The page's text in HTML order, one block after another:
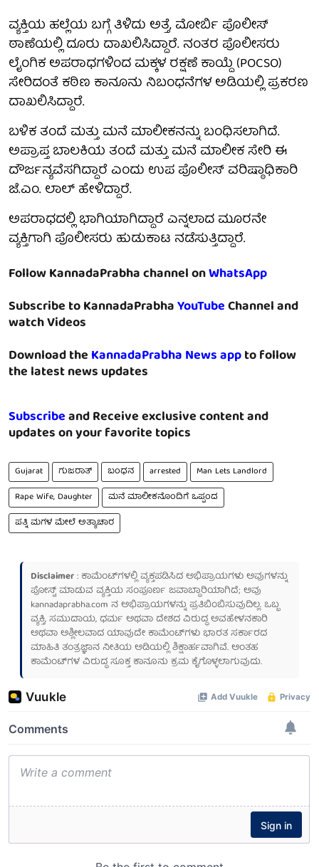
ವ್ಯಕ್ತಿಯ ಹಲ್ಲೆಯ ಬಗ್ಗೆ ತಿಳಿದು ಅತ್ತೆ, ಮೋರ್ಬಿ ಪೊಲೀಸ್
ಠಾಣೆಯಲ್ಲಿ ದೂರು ದಾಖಲಿಸಿದ್ದಾರೆ. ನಂತರ ಪೊಲೀಸರು
ಲೈಂಗಿಕ ಅಪರಾಧಗಳಿಂದ ಮಕ್ಕಳ ರಕ್ಷಣೆ ಕಾಯ್ದೆ (POCSO)
ಸೇರಿದಂತೆ ಕಠಿಣ ಕಾನೂನು ನಿಬಂಧನೆಗಳ ಅಡಿಯಲ್ಲಿ ಪ್ರಕರಣ
ದಾಖಲಿಸಿದ್ದಾರೆ.
ಬಳಿಕ ತಂದೆ ಮತ್ತು ಮನೆ ಮಾಲೀಕನನ್ನು ಬಂಧಿಸಲಾಗಿದೆ.
ಅಪ್ರಾಪ್ತ ಬಾಲಕಿಯ ತಂದೆ ಮತ್ತು ಮನೆ ಮಾಲೀಕ ಸೇರಿ ಈ
ದೌರ್ಜನ್ಯವೆಸಗಿದ್ದಾರೆ ಎಂದು ಉಪ ಪೊಲೀಸ್ ವರಿಷ್ಠಾಧಿಕಾರಿ
ಜೆ.ಎಂ. ಲಾಲ್ ಹೇಳಿದ್ದಾರೆ.
ಅಪರಾಧದಲ್ಲಿ ಭಾಗಿಯಾಗಿದ್ದಾರೆ ಎನ್ನಲಾದ ಮೂರನೇ
ವ್ಯಕ್ತಿಗಾಗಿ ಪೊಲೀಸರು ಹುಡುಕಾಟ ನಡೆಸುತ್ತಿದ್ದಾರೆ.
Follow KannadaPrabha channel onWhatsApp
Subscribe to KannadaPrabhaYouTubeChannel and
watch Videos
Download theKannadaPrabha News appto follow
the latest news updates
Subscribeand Receive exclusive content and
updates on your favorite topics
Gujarat ಗುಜರಾತ್ ಬಂಧನ arrested
Man Lets Landlord
Rape Wife, Daughter
ಮನೆ ಮಾಲೀಕನೊಂದಿಗೆ ಒಪ್ಪಂದ
ಪತ್ನಿ ಮಗಳ ಮೇಲೆ ಅತ್ಯಾಚಾರ
Disclaimer: ಕಾಮೆಂಟ್‌ಗಳಲ್ಲಿ ವ್ಯಕ್ತಪಡಿಸಿದ ಅಭಿಪ್ರಾಯಗಳು ಅವುಗಳನ್ನು
ಪೋಸ್ಟ್ ಮಾಡುವ ವ್ಯಕ್ತಿಯ ಸಂಪೂರ್ಣ ಜವಾಬ್ದಾರಿಯಾಗಿದೆ; ಅವು
kannadaprabha.com ನ ಅಭಿಪ್ರಾಯಗಳನ್ನು ಪ್ರತಿಬಿಂಬಿಸುವುದಿಲ್ಲ. ಒಬ್ಬ
ವ್ಯಕ್ತಿ, ಸಮುದಾಯ, ಧರ್ಮ ಅಥವಾ ದೇಶದ ವಿರುದ್ಧ ಅವಹೇಳನಕಾರಿ
ಅಥವಾ ಅಶ್ಲೀಲವಾದ ಯಾವುದೇ ಕಾಮೆಂಟ್‌ಗಳು ಭಾರತ ಸರ್ಕಾರದ
ಮಾಹಿತಿ ತಂತ್ರಜ್ಞಾನ ನೀತಿಯ ಅಡಿಯಲ್ಲಿ ಶಿಕ್ಷಾರ್ಹವಾಗಿವೆ. ಅಂತಹ
ಕಾಮೆಂಟ್‌ಗಳ ವಿರುದ್ಧ ಸೂಕ್ತ ಕಾನೂನು ಕ್ರಮ ಕೈಗೊಳ್ಳಲಾಗುವುದು.